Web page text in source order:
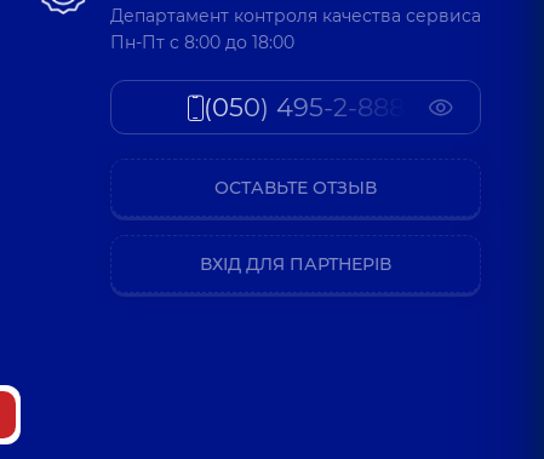
Департамент контроля качества сервиса
Пн-Пт c 8:00 до 18:00
(050) 495-2-888
ОСТАВЬТЕ ОТЗЫВ
ВХІД ДЛЯ ПАРТНЕРІВ